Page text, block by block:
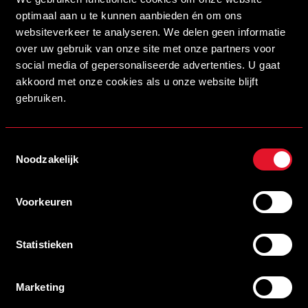
optimaal aan u te kunnen aanbieden én om ons
websiteverkeer te analyseren. We delen geen informatie
over uw gebruik van onze site met onze partners voor
social media of gepersonaliseerde advertenties. U gaat
akkoord met onze cookies als u onze website blijft
gebruiken.
Noodzakelijk
Voorkeuren
Statistieken
Marketing
POL LLONCH TREZEKER
helft en wisten binnen enkele minuten het net te vinden. Na
en zette hij zijn ploeg op een 0-1 voorsprong. Na deze
tegentreffer probeerde Helmond Sport zich snel terug te
knokken en verhoogde het team de aanvallende druk. Na
een op maat gegeven pass van Lennerd Daneels was het
keeper wist te passeren en de stand naar 1-1 bracht. Niet